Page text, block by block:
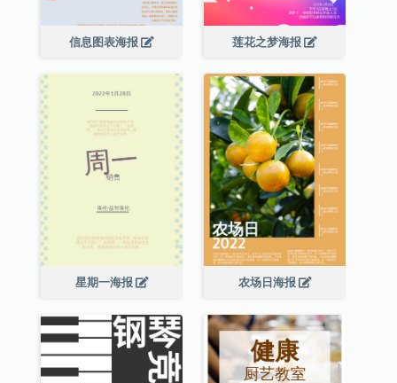
信息图表海报 莲花之梦海报
星期一海报 农场日海报